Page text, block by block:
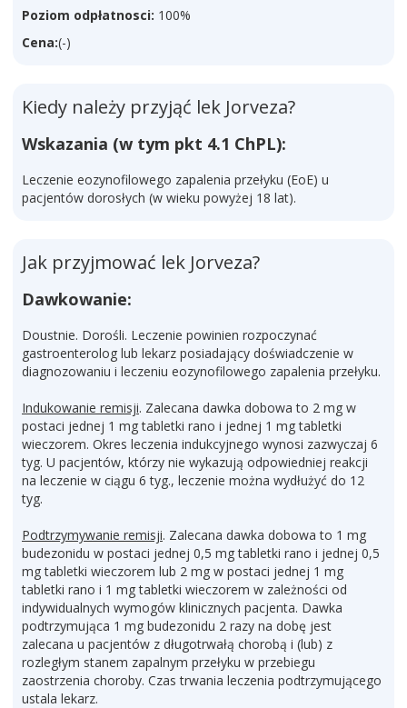
Poziom odpłatnosci: 100%
Cena:(-)
Kiedy należy przyjąć lek Jorveza?
Wskazania (w tym pkt 4.1 ChPL):
Leczenie eozynofilowego zapalenia przełyku (EoE) u
pacjentów dorosłych (w wieku powyżej 18 lat).
Jak przyjmować lek Jorveza?
Dawkowanie:
Doustnie. Dorośli. Leczenie powinien rozpoczynać
gastroenterolog lub lekarz posiadający doświadczenie w
diagnozowaniu i leczeniu eozynofilowego zapalenia przełyku.
Indukowanie remisji. Zalecana dawka dobowa to 2 mg w
postaci jednej 1 mg tabletki rano i jednej 1 mg tabletki
wieczorem. Okres leczenia indukcyjnego wynosi zazwyczaj 6
tyg. U pacjentów, którzy nie wykazują odpowiedniej reakcji
na leczenie w ciągu 6 tyg., leczenie można wydłużyć do 12
tyg.
Podtrzymywanie remisji. Zalecana dawka dobowa to 1 mg
budezonidu w postaci jednej 0,5 mg tabletki rano i jednej 0,5
mg tabletki wieczorem lub 2 mg w postaci jednej 1 mg
tabletki rano i 1 mg tabletki wieczorem w zależności od
indywidualnych wymogów klinicznych pacjenta. Dawka
podtrzymująca 1 mg budezonidu 2 razy na dobę jest
zalecana u pacjentów z długotrwałą chorobą i (lub) z
rozległym stanem zapalnym przełyku w przebiegu
zaostrzenia choroby. Czas trwania leczenia podtrzymującego
ustala lekarz.